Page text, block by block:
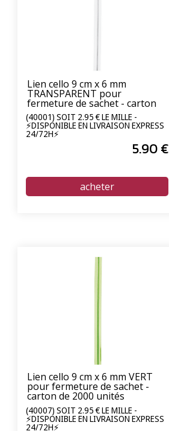
Lien cello 9 cm x 6 mm
TRANSPARENT pour
fermeture de sachet - carton
de 2000 unités
(40001) SOIT 2.95 € LE MILLE -
⚡DISPONIBLE EN LIVRAISON EXPRESS
24/72H⚡
5.90€
Lien cello 9 cm x 6 mm VERT
pour fermeture de sachet -
carton de 2000 unités
(40007) SOIT 2.95 € LE MILLE -
⚡DISPONIBLE EN LIVRAISON EXPRESS
24/72H⚡